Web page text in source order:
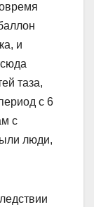
и
таза,
с 6
с
люди,